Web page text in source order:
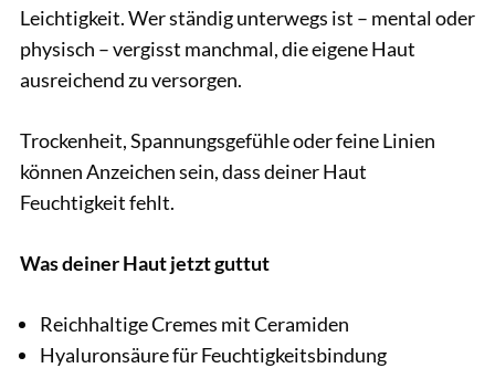
Leichtigkeit. Wer ständig unterwegs ist – mental oder
physisch – vergisst manchmal, die eigene Haut
ausreichend zu versorgen.
Trockenheit, Spannungsgefühle oder feine Linien
können Anzeichen sein, dass deiner Haut
Feuchtigkeit fehlt.
Was deiner Haut jetzt guttut
Reichhaltige Cremes mit Ceramiden
Hyaluronsäure für Feuchtigkeitsbindung